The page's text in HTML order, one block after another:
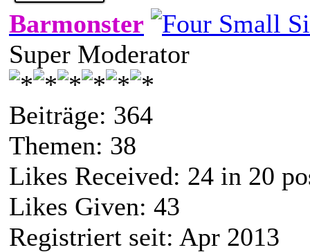
Barmonster
Super Moderator
Beiträge: 364
Themen: 38
Likes Received: 24 in 20
Likes Given: 43
Registriert seit: Apr 2013